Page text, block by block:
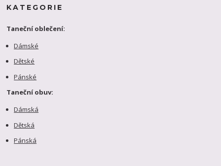
KATEGORIE
Taneční oblečení:
Dámské
Dětské
Pánské
Taneční obuv:
Dámská
Dětská
Pánská